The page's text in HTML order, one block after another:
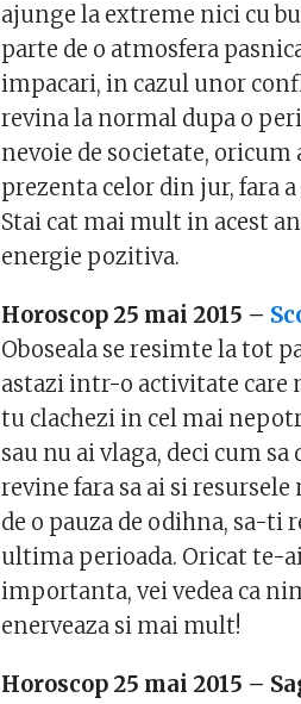
ajunge la extreme nici cu
parte de o atmosfera
impacari, in cazul unor
revina la normal dupa o
nevoie de societate, oricum
prezenta celor din jur, fara
Stai cat mai mult in acest
energie pozitiva.
Horoscop 25 mai 2015 –
Oboseala se resimte la tot
astazi intr-o activitate care
tu clachezi in cel mai
sau nu ai vlaga, deci cum
revine fara sa ai si
de o pauza de odihna, sa-
ultima perioada. Oricat te-
importanta, vei vedea ca
enerveaza si mai mult!
Horoscop 25 mai 2015 –